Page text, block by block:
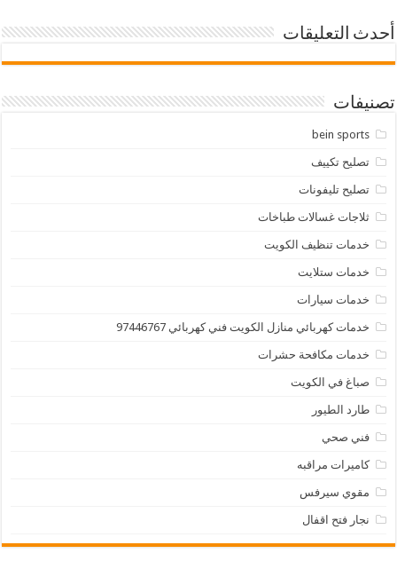
أحدث التعليقات
تصنيفات
bein sports
تصليح تكييف
تصليح تليفونات
ثلاجات غسالات طباخات
خدمات تنظيف الكويت
خدمات ستلايت
خدمات سيارات
خدمات كهربائي منازل الكويت فني كهربائي 97446767
خدمات مكافحة حشرات
صباغ في الكويت
طارد الطيور
فني صحي
كاميرات مراقبه
مقوي سيرفس
نجار فتح اقفال